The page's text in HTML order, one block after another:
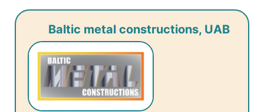
Baltic metal constructions, UAB